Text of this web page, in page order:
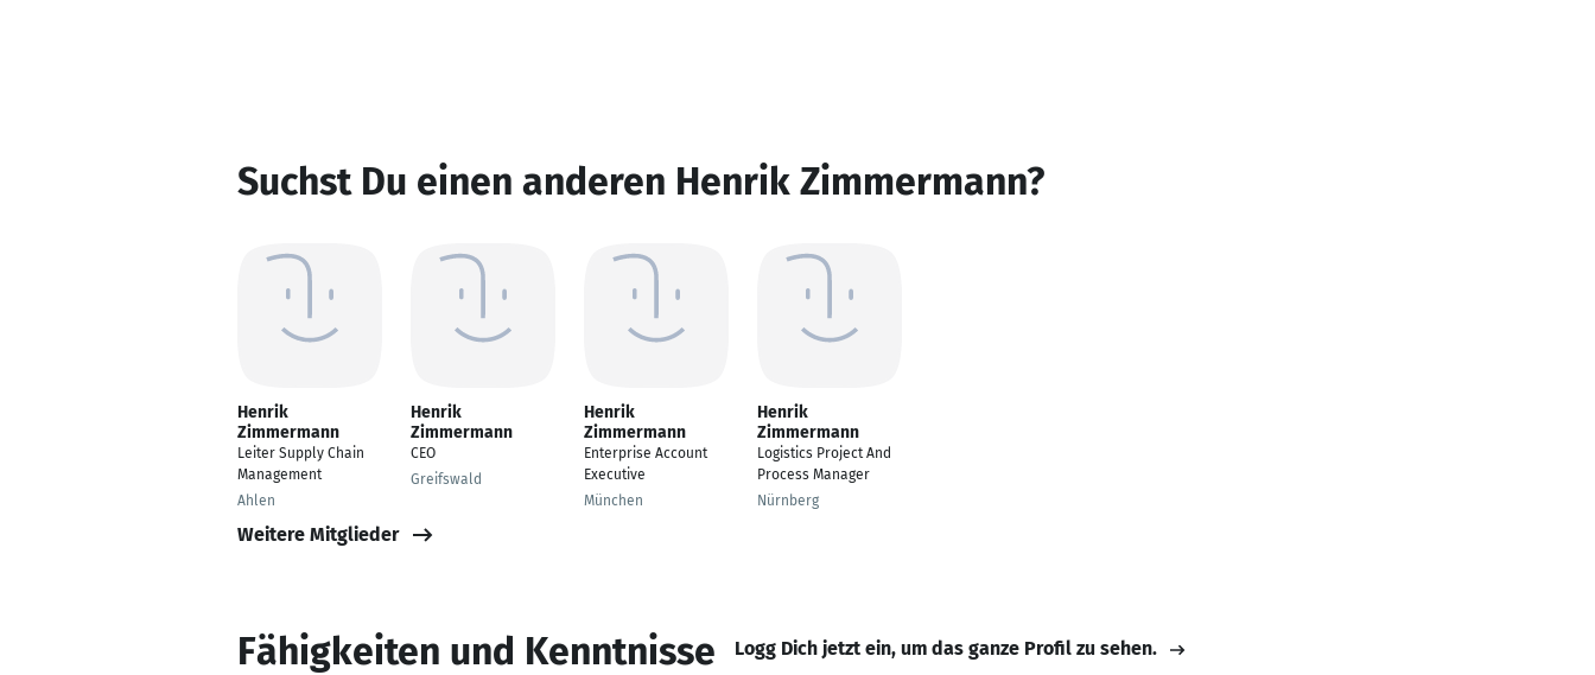
Suchst Du einen anderen Henrik Zimmermann?
Henrik
Zimmermann
Leiter Supply Chain
Management
Ahlen
Henrik
Zimmermann
CEO
Greifswald
Henrik
Zimmermann
Enterprise Account
Executive
München
Henrik
Zimmermann
Logistics Project And
Process Manager
Nürnberg
Weitere Mitglieder
Fähigkeiten und Kenntnisse Logg Dich jetzt ein, um das ganze Profil zu sehen.